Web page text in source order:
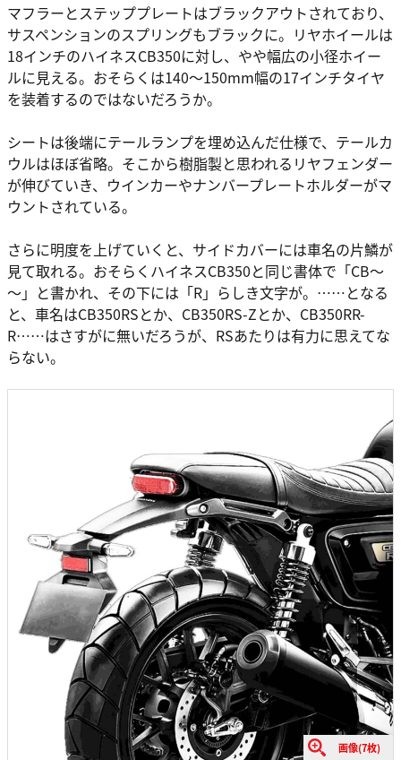
マフラーとステッププレートはブラックアウトされており、
サスペンションのスプリングもブラックに。リヤホイールは
18インチのハイネスCB350に対し、やや幅広の小径ホイー
ルに見える。おそらくは140～150mm幅の17インチタイヤ
を装着するのではないだろうか。
シートは後端にテールランプを埋め込んだ仕様で、テールカ
ウルはほぼ省略。そこから樹脂製と思われるリヤフェンダー
が伸びていき、ウインカーやナンバープレートホルダーがマ
ウントされている。
さらに明度を上げていくと、サイドカバーには車名の片鱗が
見て取れる。おそらくハイネスCB350と同じ書体で「CB～
～」と書かれ、その下には「R」らしき文字が。……となる
と、車名はCB350RSとか、CB350RS-Zとか、CB350RR-
R……はさすがに無いだろうが、RSあたりは有力に思えてな
らない。
画像(7枚)